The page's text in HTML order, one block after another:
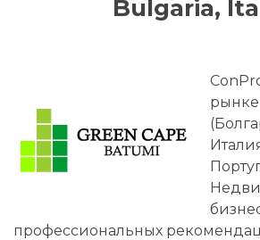
Bulgaria,
профессиональных